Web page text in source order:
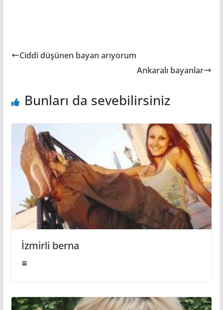
Ciddi düşünen bayan arıyorum
Ankaralı bayanlar
Bunları da sevebilirsiniz
İzmirli berna